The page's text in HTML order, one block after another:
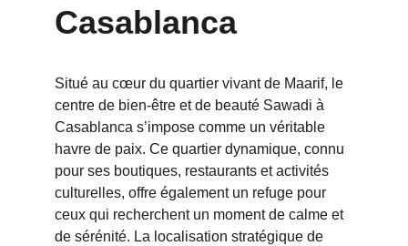
Casablanca
Situé au cœur du quartier vivant de Maarif, le
centre de bien-être et de beauté Sawadi à
Casablanca s’impose comme un véritable
havre de paix. Ce quartier dynamique, connu
pour ses boutiques, restaurants et activités
culturelles, offre également un refuge pour
ceux qui recherchent un moment de calme et
de sérénité. La localisation stratégique de